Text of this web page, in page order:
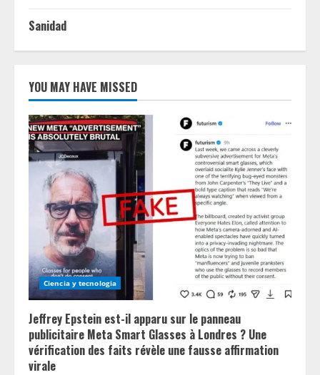
Sanidad
YOU MAY HAVE MISSED
Ciencia y tecnologia
Jeffrey Epstein est-il apparu sur le panneau
publicitaire Meta Smart Glasses à Londres ? Une
vérification des faits révèle une fausse affirmation
virale